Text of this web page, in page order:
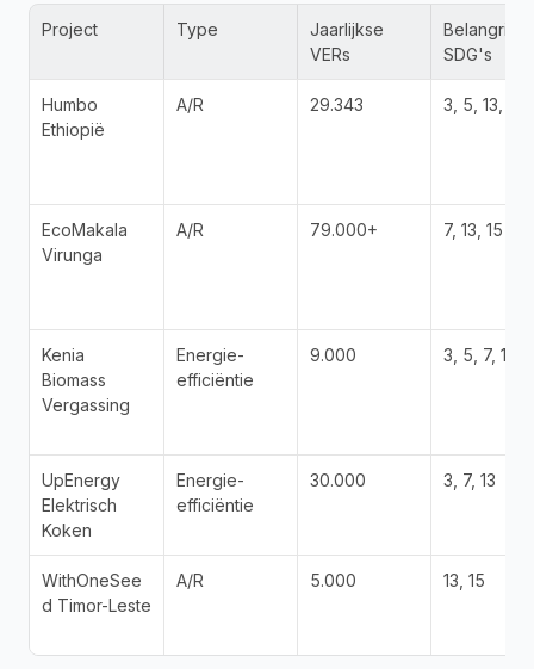
Project Type
Jaarlijkse
VERs
Belangrijke
SDG's
Humbo
Ethiopië
A/R 29.343 3, 5, 13, 15
EcoMakala
Virunga
A/R 79.000+ 7, 13, 15
Kenia
Biomass
Vergassing
Energie-
efficiëntie
9.000 3, 5, 7, 13
UpEnergy
Elektrisch
Koken
Energie-
efficiëntie
30.000 3, 7, 13
WithOneSee
d Timor-Leste
A/R 5.000 13, 15